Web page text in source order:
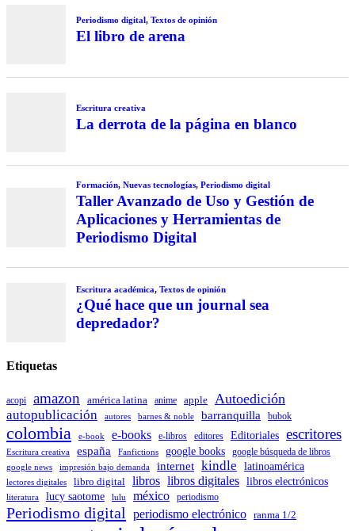
Etiquetas
acopi amazon américa latina anime apple Autoedición
autopublicación autores barnes & noble barranquilla bubok
colombia e-book e-books e-libros editores Editoriales escritores
Escritura creativa españa Fanfictions google books google búsqueda de libros
google news impresión bajo demanda internet kindle latinoamérica
lectores digitales libro digital libros libros digitales libros electrónicos
literatura lucy saotome lulu méxico periodismo
Periodismo digital periodismo electrónico ranma 1/2